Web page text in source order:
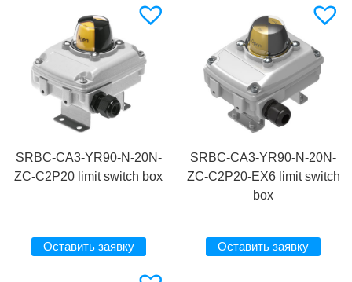
SRBC-CA3-YR90-N-20N-
ZC-C2P20 limit switch box
Оставить заявку
SRBC-CA3-YR90-N-20N-
ZC-C2P20-EX6 limit switch
box
Оставить заявку